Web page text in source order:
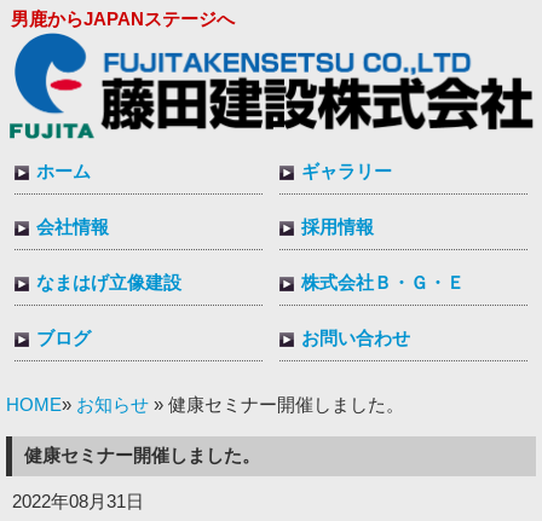
男鹿からJAPANステージへ
ホーム ギャラリー
会社情報 採用情報
なまはげ立像建設 株式会社Ｂ・Ｇ・Ｅ
ブログ お問い合わせ
HOME» お知らせ » 健康セミナー開催しました。
健康セミナー開催しました。
2022年08月31日